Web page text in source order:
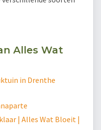
Alles Wat
in Drenthe
| Alles Wat Bloeit |